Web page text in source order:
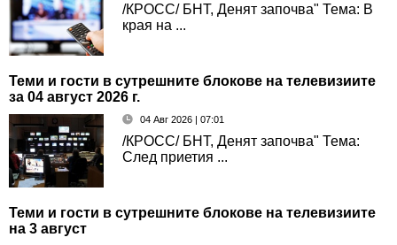
/КРОСС/ БНТ, Денят започва" Тема: В
края на ...
Теми и гости в сутрешните блокове на телевизиите
за 04 август 2026 г.
04 Авг 2026 | 07:01
/КРОСС/ БНТ, Денят започва" Тема:
След приетия ...
Теми и гости в сутрешните блокове на телевизиите
на 3 август